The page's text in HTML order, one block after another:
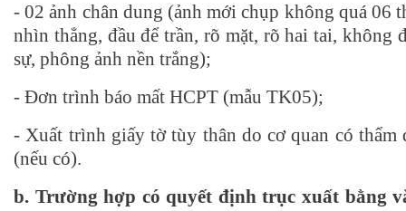
- 02 ảnh chân dung (ảnh mới chụp không quá 06
nhìn thẳng, đầu để trần, rõ mặt, rõ hai tai, không
sự, phông ảnh nền trắng);
- Đơn trình báo mất HCPT (mẫu TK05);
- Xuất trình giấy tờ tùy thân do cơ quan có thẩm
(nếu có).
b. Trường hợp có quyết định trục xuất bằng